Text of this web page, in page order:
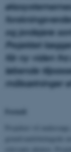
og jordejere
Projektet
får ny viden
løbende
målsætninger
Formål